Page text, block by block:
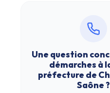
Une question
démarches à
préfecture de
Saône?